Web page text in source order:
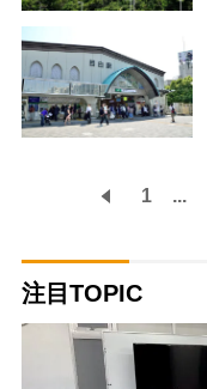
1 ...
注目TOPIC